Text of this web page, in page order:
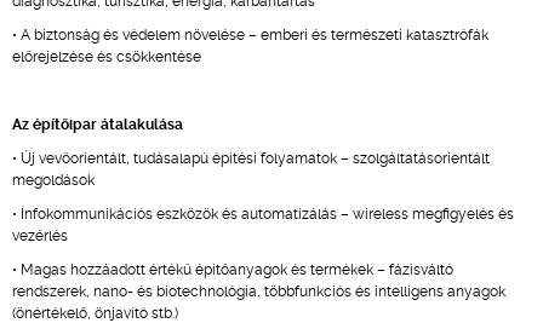
• A biztonság és védelem növelése – emberi és természeti katasztrófák
előrejelzése és csökkentése
Az építőipar átalakulása
• Új vevőorientált, tudásalapú építési folyamatok – szolgáltatásorientált
megoldások
• Infokommunikációs eszközök és automatizálás – wireless megfigyelés és
vezérlés
• Magas hozzáadott értékű építőanyagok és termékek – fázisváltó
rendszerek, nano- és biotechnológia, többfunkciós és intelligens anyagok
(önértékelő, önjavító stb.)